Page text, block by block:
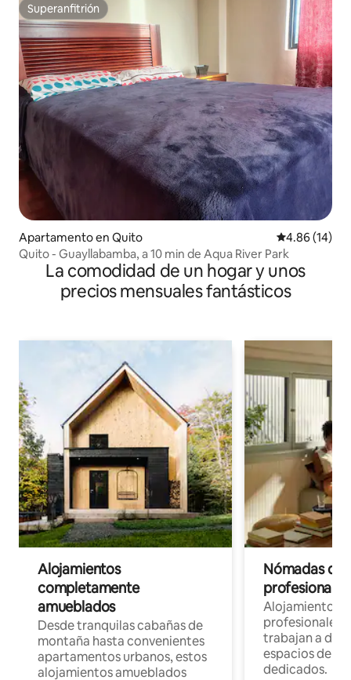
Superanfitrión
Superanfitrión
Apartamento en Quito Calificación
4.86 (14)
Quito - Guayllabamba, a 10 min de Aqua River Park
La comodidad de un hogar y unos
precios mensuales fantásticos
Alojamientos
completamente
amueblados
Desde tranquilas cabañas de
montaña hasta convenientes
apartamentos urbanos, estos
alojamientos amueblados
Nómadas
Alojamientos
profesionales
trabajan a
espacios de
dedicados.